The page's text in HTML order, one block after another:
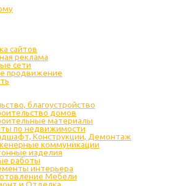
сайтов
реклама
сети
продвижение
благоустройство
домов
материалы
по недвижимости
Конструкции, Демонтаж
коммуникации
изделия
работы
интерьера
Мебели
и Отделка